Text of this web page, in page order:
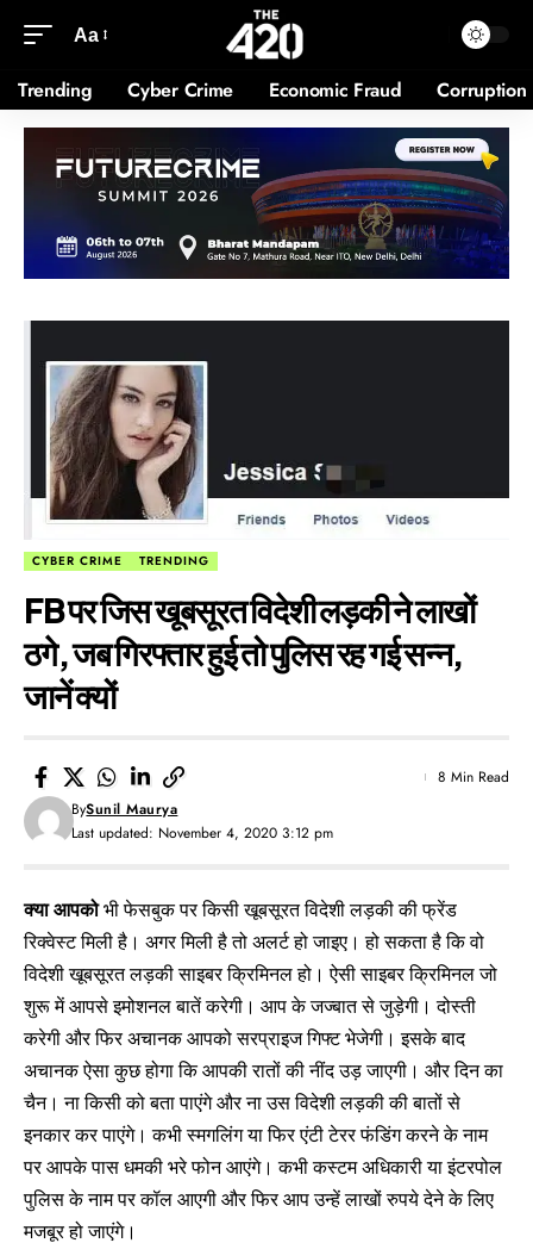
Aa
Trending Cyber Crime Economic Fraud Corruption
CYBER CRIME TRENDING
FB पर जिस खूबसूरत विदेशी लड़की ने लाखों
ठगे, जब गिरफ्तार हुई तो पुलिस रह गई सन्न,
जानें क्यों
Last updated: November 4, 2020 3:12 pm
BySunil Maurya
8 Min Read
क्या आपकोभी फेसबुक पर किसी खूबसूरत विदेशी लड़की की फ्रेंड
रिक्वेस्ट मिली है। अगर मिली है तो अलर्ट हो जाइए। हो सकता है कि वो
विदेशी खूबसूरत लड़की साइबर क्रिमिनल हो। ऐसी साइबर क्रिमिनल जो
शुरू में आपसे इमोशनल बातें करेगी। आप के जज्बात से जुड़ेगी। दोस्ती
करेगी और फिर अचानक आपको सरप्राइज गिफ्ट भेजेगी। इसके बाद
अचानक ऐसा कुछ होगा कि आपकी रातों की नींद उड़ जाएगी। और दिन का
चैन। ना किसी को बता पाएंगे और ना उस विदेशी लड़की की बातों से
इनकार कर पाएंगे। कभी स्मगलिंग या फिर एंटी टेरर फंडिंग करने के नाम
पर आपके पास धमकी भरे फोन आएंगे। कभी कस्टम अधिकारी या इंटरपोल
पुलिस के नाम पर कॉल आएगी और फिर आप उन्हें लाखों रुपये देने के लिए
मजबूर हो जाएंगे।